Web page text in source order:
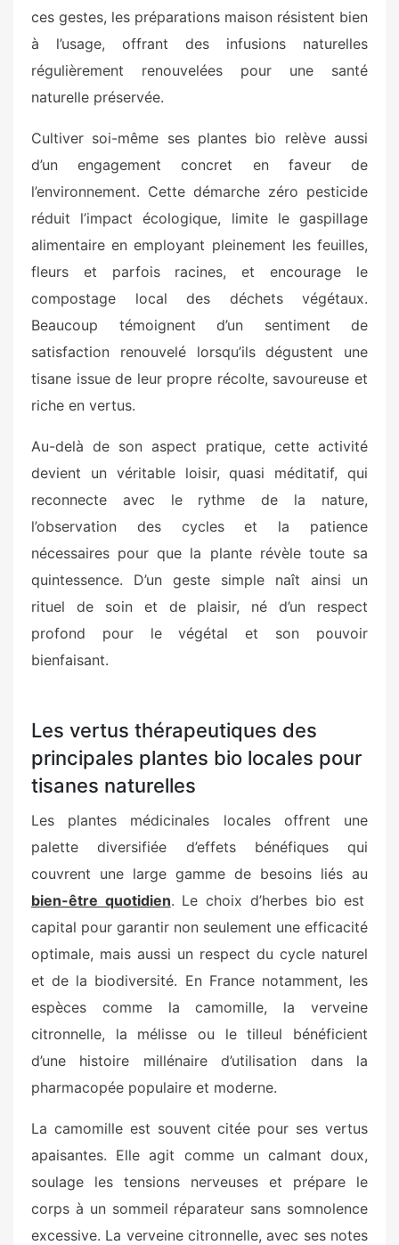
ces gestes, les préparations maison résistent bien
à l’usage, offrant des infusions naturelles
régulièrement renouvelées pour une santé
naturelle préservée.
Cultiver soi-même ses plantes bio relève aussi
d’un engagement concret en faveur de
l’environnement. Cette démarche zéro pesticide
réduit l’impact écologique, limite le gaspillage
alimentaire en employant pleinement les feuilles,
fleurs et parfois racines, et encourage le
compostage local des déchets végétaux.
Beaucoup témoignent d’un sentiment de
satisfaction renouvelé lorsqu’ils dégustent une
tisane issue de leur propre récolte, savoureuse et
riche en vertus.
Au-delà de son aspect pratique, cette activité
devient un véritable loisir, quasi méditatif, qui
reconnecte avec le rythme de la nature,
l’observation des cycles et la patience
nécessaires pour que la plante révèle toute sa
quintessence. D’un geste simple naît ainsi un
rituel de soin et de plaisir, né d’un respect
profond pour le végétal et son pouvoir
bienfaisant.
Les vertus thérapeutiques des
principales plantes bio locales pour
tisanes naturelles
Les plantes médicinales locales offrent une
palette diversifiée d’effets bénéfiques qui
couvrent une large gamme de besoins liés au
bien-être quotidien. Le choix d’herbes bio est
capital pour garantir non seulement une efficacité
optimale, mais aussi un respect du cycle naturel
et de la biodiversité. En France notamment, les
espèces comme la camomille, la verveine
citronnelle, la mélisse ou le tilleul bénéficient
d’une histoire millénaire d’utilisation dans la
pharmacopée populaire et moderne.
La camomille est souvent citée pour ses vertus
apaisantes. Elle agit comme un calmant doux,
soulage les tensions nerveuses et prépare le
corps à un sommeil réparateur sans somnolence
excessive. La verveine citronnelle, avec ses notes